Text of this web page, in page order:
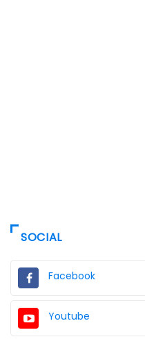
SOCIAL
Facebook
Youtube